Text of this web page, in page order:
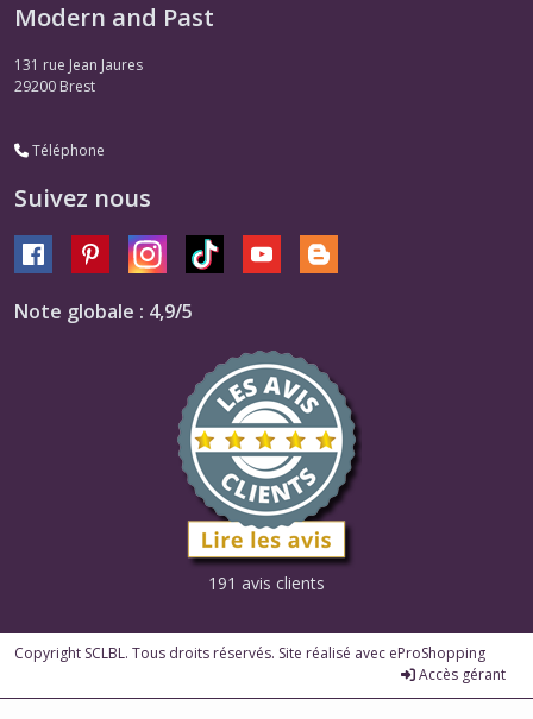
Modern and Past
131 rue Jean Jaures
29200 Brest
Téléphone
Suivez nous
Note globale : 4,9/5
191 avis clients
Copyright SCLBL. Tous droits réservés. Site réalisé avec eProShopping
Accès gérant